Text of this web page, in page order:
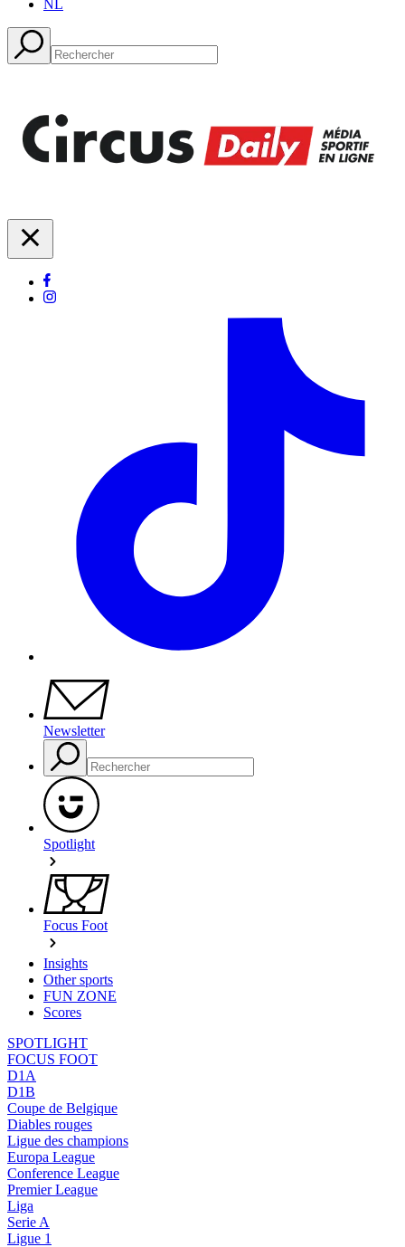
NL
Newsletter
Spotlight
Focus Foot
Insights
Other sports
FUN ZONE
Scores
SPOTLIGHT
FOCUS FOOT
D1A
D1B
Coupe de Belgique
Diables rouges
Ligue des champions
Europa League
Conference League
Premier League
Liga
Serie A
Ligue 1